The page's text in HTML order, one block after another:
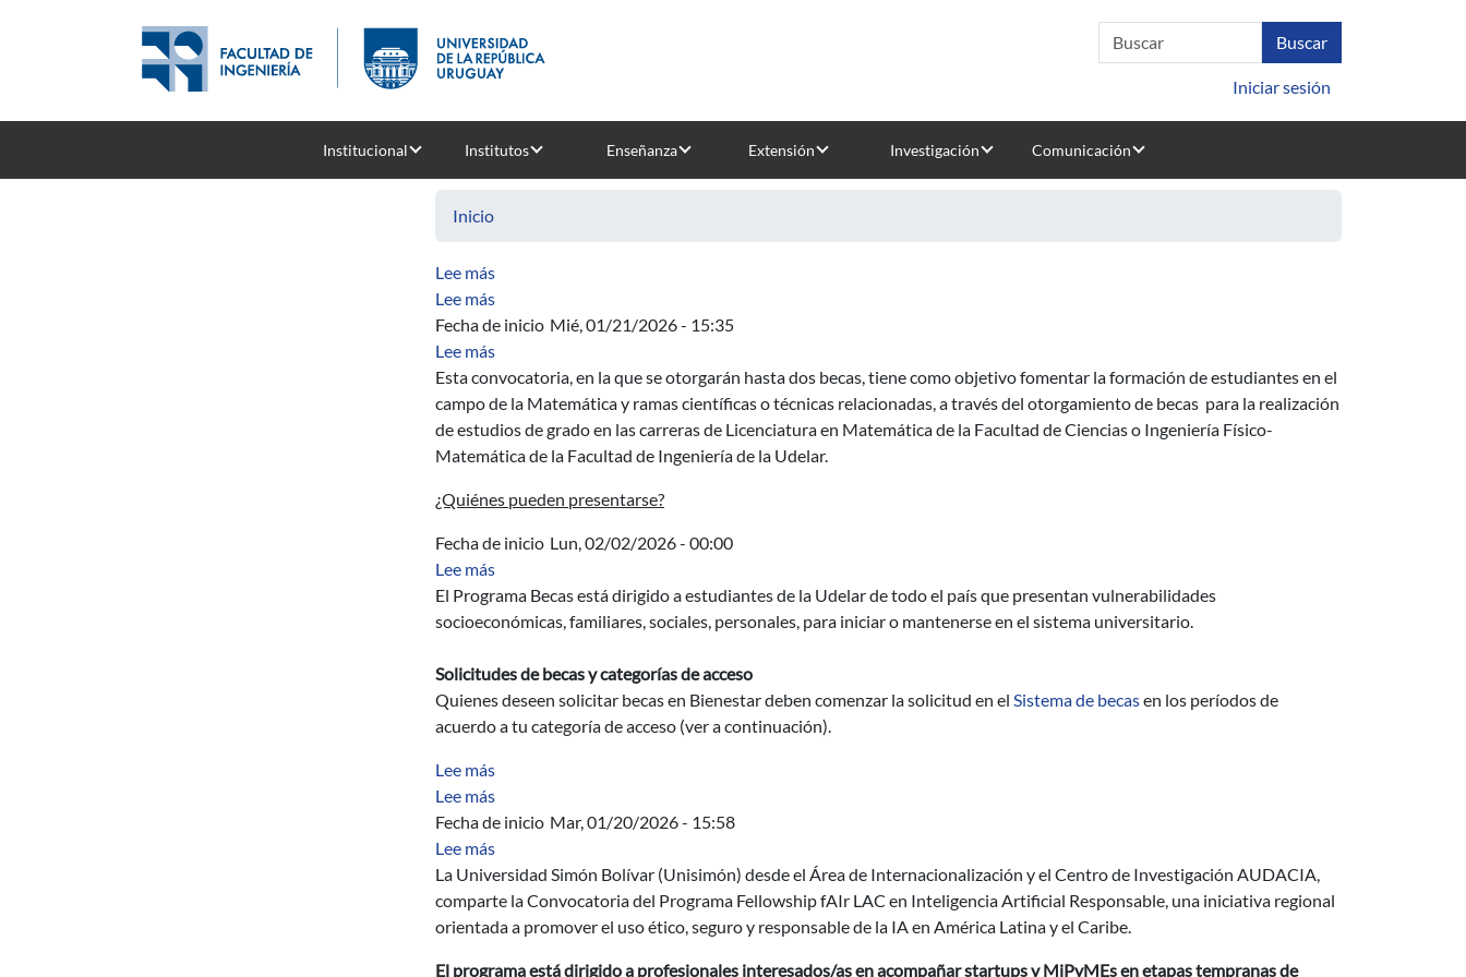
Iniciar sesión
Institucional Institutos Enseñanza Extensión Investigación Comunicación
Inicio
Lee mássobre Modelización del riesgo relacionado con amenazas naturales
Lee mássobre Aprendizaje automático en interfaces cerebro-computadora
Fecha de inicio Mié, 01/21/2026 - 15:35
Lee mássobre Becas Osana Abrahamian - Donación Markarian Estudio de grado en Matemática
Esta convocatoria, en la que se otorgarán hasta dos becas, tiene como objetivo fomentar la formación de estudiantes en el
campo de la Matemática y ramas científicas o técnicas relacionadas, a través del otorgamiento de becas para la realización
de estudios de grado en las carreras de Licenciatura en Matemática de la Facultad de Ciencias o Ingeniería Físico-
Matemática de la Facultad de Ingeniería de la Udelar.
¿Quiénes pueden presentarse?
Fecha de inicio Lun, 02/02/2026 - 00:00
Lee mássobre Programa Becas de Bienestar Universitario
El Programa Becas está dirigido a estudiantes de la Udelar de todo el país que presentan vulnerabilidades
socioeconómicas, familiares, sociales, personales, para iniciar o mantenerse en el sistema universitario.
Solicitudes de becas y categorías de acceso
Quienes deseen solicitar becas en Bienestar deben comenzar la solicitud en el Sistema de becasen los períodos de
acuerdo a tu categoría de acceso (ver a continuación).
Lee mássobre Hidráulica en suelos y transporte de contaminantes: teoría y práctica de geotécnica y ambiente
Lee mássobre Tratamiento y Valorización de Residuos Sólidos
Fecha de inicio Mar, 01/20/2026 - 15:58
Lee mássobre Programa Fellowship Fair Lac en Inteligencia Artificial Responsable de la Universidad Simón Bolívar
La Universidad Simón Bolívar (Unisimón) desde el Área de Internacionalización y el Centro de Investigación AUDACIA,
comparte la Convocatoria del Programa Fellowship fAIr LAC en Inteligencia Artificial Responsable, una iniciativa regional
orientada a promover el uso ético, seguro y responsable de la IA en América Latina y el Caribe.
El programa está dirigido a profesionales interesados/as en acompañar startups y MiPyMEs en etapas tempranas de